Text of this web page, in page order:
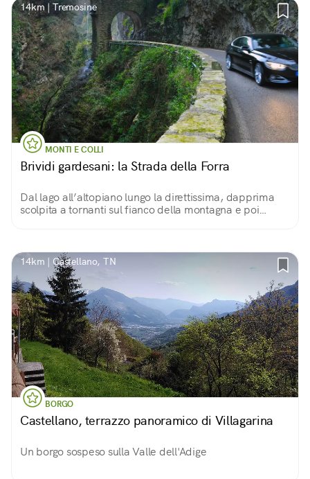
14km | Tremosine
MONTI E COLLI
Brividi gardesani: la Strada della Forra
Dal lago all’altopiano lungo la direttissima, dapprima
scolpita a tornanti sul fianco della montagna e poi
14km | Castellano, TN
BORGO
Castellano, terrazzo panoramico di Villagarina
Un borgo sospeso sulla Valle dell'Adige